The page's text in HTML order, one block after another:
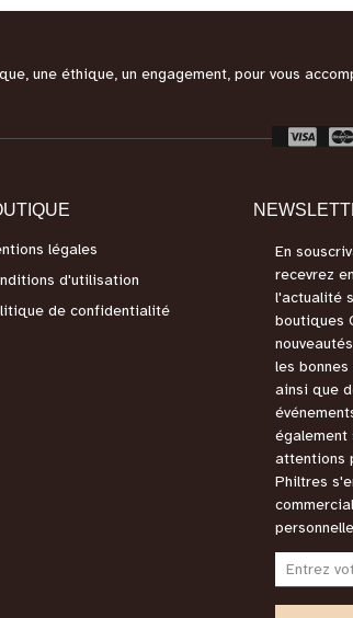
une éthique, un engagement, pour vous
légales
d'utilisation
de confidentialité
En
recevrez
l'actualité
boutiques
les
ainsi que
également
attentions
Philtres